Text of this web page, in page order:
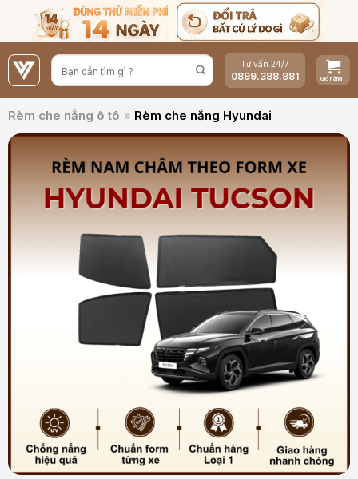
nội
dung
Tư vấn 24/7
0899.388.881
Rèm che nắng ô tô » Rèm che nắng Hyundai